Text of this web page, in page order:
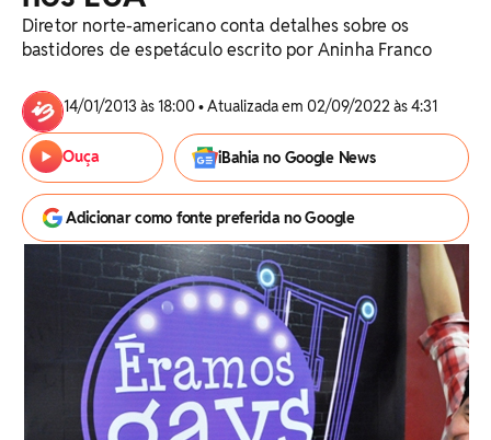
Diretor norte-americano conta detalhes sobre os
bastidores de espetáculo escrito por Aninha Franco
14/01/2013 às 18:00 • Atualizada em 02/09/2022 às 4:31
Ouça iBahia no Google News
Adicionar como fonte preferida no Google